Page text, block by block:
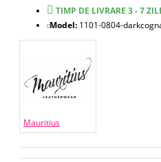
TIMP DE LIVRARE 3 - 7
Model: 1101-0804-
Mauritius